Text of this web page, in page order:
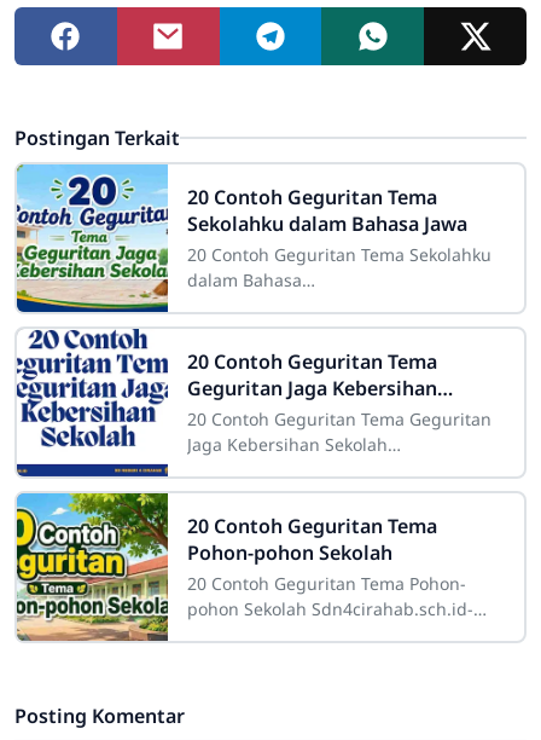
Postingan Terkait
20 Contoh Geguritan Tema
Sekolahku dalam Bahasa Jawa
20 Contoh Geguritan Tema Sekolahku
dalam Bahasa
adalah salah satu bentuk sastra lisan
dalam budaya Jawa yang dikenal
20 Contoh Geguritan Tema
Geguritan Jaga Kebersihan
Sekolah
20 Contoh Geguritan Tema Geguritan
Jaga Kebersihan Sekolah
merupakan salah satu aspek yang
sangat penting dalam
20 Contoh Geguritan Tema
Pohon-pohon Sekolah
20 Contoh Geguritan Tema Pohon-
pohon Sekolah Sdn4cirahab.sch.id-
Posting Komentar